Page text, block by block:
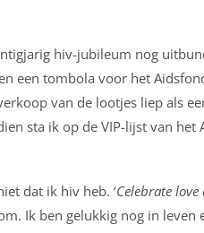
hiv-jubileum nog
en een tombola voor het
van de lootjes liep als
sta ik op de VIP-lijst van het
dat ik hiv heb. ‘Celebrate love
Ik ben gelukkig nog in leven